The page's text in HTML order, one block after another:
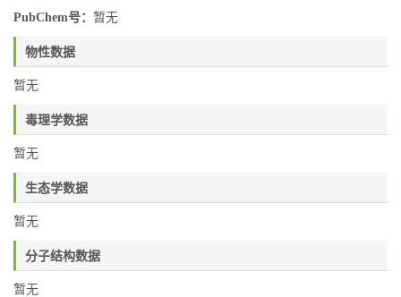
PubChem号： 暂无
物性数据
暂无
毒理学数据
暂无
生态学数据
暂无
分子结构数据
暂无